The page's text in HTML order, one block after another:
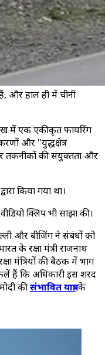
और हाल ही में चीनी
में एक एकीकृत फायरिंग
और "युद्धक्षेत्र
तकनीकों की संयुक्तता और
किया गया था।
क्लिप भी साझा की।
और बीजिंग ने संबंधों को
के रक्षा मंत्री राजनाथ
मंत्रियों की बैठक में भाग
हैं कि अधिकारी इस शरद
कीसंभावित यात्राके